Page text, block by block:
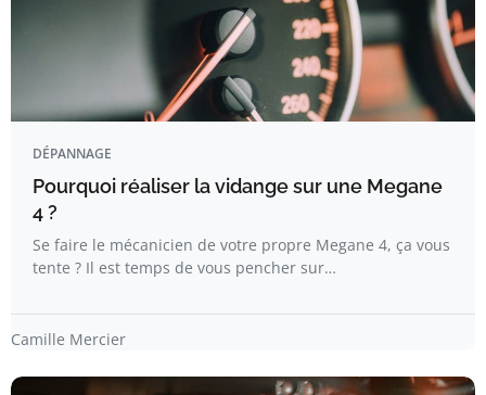
DÉPANNAGE
Pourquoi réaliser la vidange sur une Megane
4 ?
Se faire le mécanicien de votre propre Megane 4, ça vous
tente ? Il est temps de vous pencher sur…
Camille Mercier